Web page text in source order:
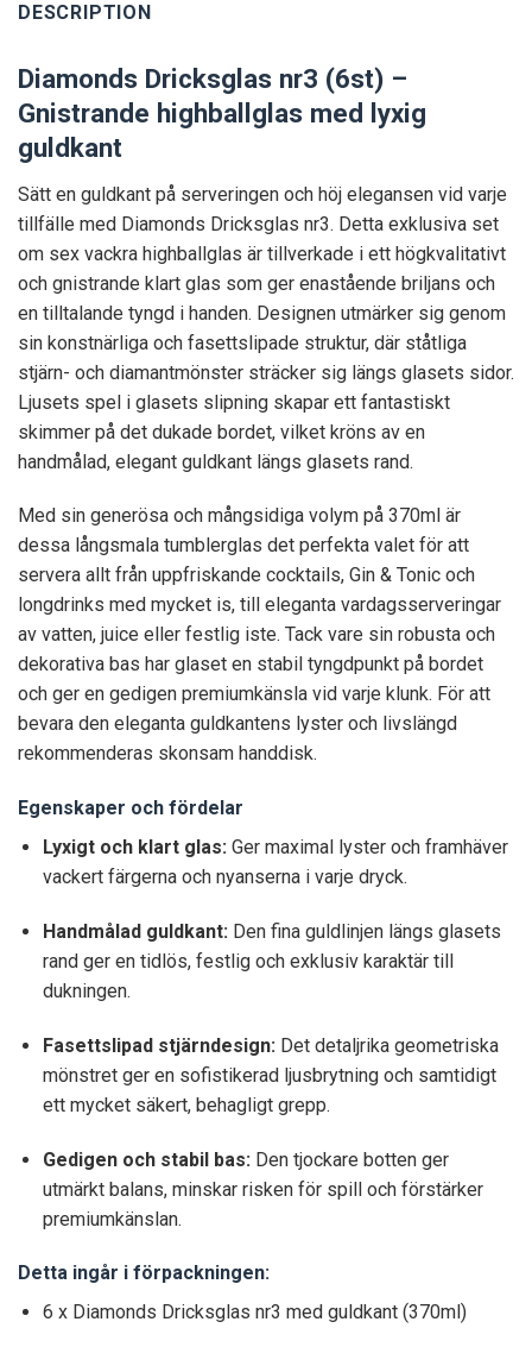
DESCRIPTION
Diamonds Dricksglas nr3 (6st) –
Gnistrande highballglas med lyxig
guldkant
Sätt en guldkant på serveringen och höj elegansen vid varje
tillfälle med Diamonds Dricksglas nr3. Detta exklusiva set
om sex vackra highballglas är tillverkade i ett högkvalitativt
och gnistrande klart glas som ger enastående briljans och
en tilltalande tyngd i handen. Designen utmärker sig genom
sin konstnärliga och fasettslipade struktur, där ståtliga
stjärn- och diamantmönster sträcker sig längs glasets sidor.
Ljusets spel i glasets slipning skapar ett fantastiskt
skimmer på det dukade bordet, vilket kröns av en
handmålad, elegant guldkant längs glasets rand.
Med sin generösa och mångsidiga volym på 370ml är
dessa långsmala tumblerglas det perfekta valet för att
servera allt från uppfriskande cocktails, Gin & Tonic och
longdrinks med mycket is, till eleganta vardagsserveringar
av vatten, juice eller festlig iste. Tack vare sin robusta och
dekorativa bas har glaset en stabil tyngdpunkt på bordet
och ger en gedigen premiumkänsla vid varje klunk. För att
bevara den eleganta guldkantens lyster och livslängd
rekommenderas skonsam handdisk.
Egenskaper och fördelar
Lyxigt och klart glas:Ger maximal lyster och framhäver
vackert färgerna och nyanserna i varje dryck.
Handmålad guldkant:Den fina guldlinjen längs glasets
rand ger en tidlös, festlig och exklusiv karaktär till
dukningen.
Fasettslipad stjärndesign:Det detaljrika geometriska
mönstret ger en sofistikerad ljusbrytning och samtidigt
ett mycket säkert, behagligt grepp.
Gedigen och stabil bas: Den tjockare botten ger
utmärkt balans, minskar risken för spill och förstärker
premiumkänslan.
Detta ingår i förpackningen:
6 x Diamonds Dricksglas nr3 med guldkant (370ml)